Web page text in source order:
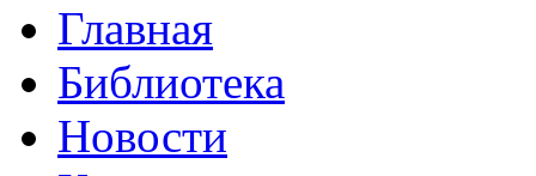
Главная
Библиотека
Новости